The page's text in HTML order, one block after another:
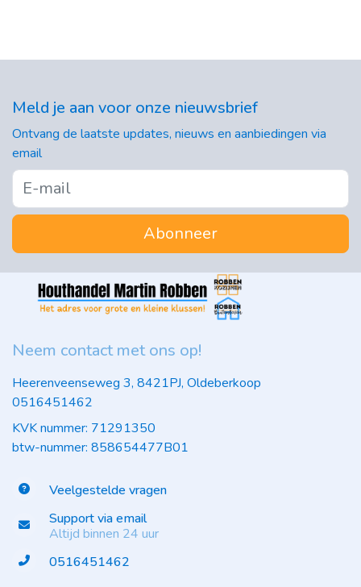
Meld je aan voor onze nieuwsbrief
Ontvang de laatste updates, nieuws en aanbiedingen via
email
Abonneer
Neem contact met ons op!
Heerenveenseweg 3, 8421PJ, Oldeberkoop
0516451462
KVK nummer: 71291350
btw-nummer: 858654477B01
Veelgestelde vragen
Support via email
Altijd binnen 24 uur
0516451462